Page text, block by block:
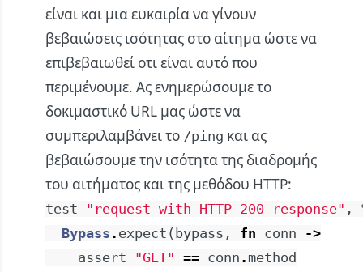
είναι και μια ευκαιρία να γίνουν
βεβαιώσεις ισότητας στο αίτημα ώστε να
επιβεβαιωθεί οτι είναι αυτό που
περιμένουμε. Ας ενημερώσουμε το
δοκιμαστικό URL μας ώστε να
συμπεριλαμβάνει το /ping και ας
βεβαιώσουμε την ισότητα της διαδρομής
του αιτήματος και της μεθόδου HTTP:
test "request with HTTP 200 response" ,
Bypass . expect ( bypass , fn conn
->
assert
"GET" == conn . method